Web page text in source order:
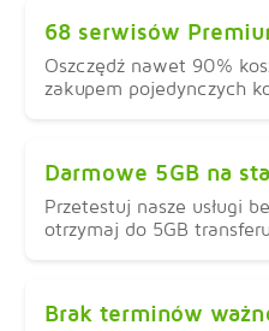
68 serwisów
Oszczędź nawet 90%
zakupem pojedynczych
Darmowe 5GB na
Przetestuj nasze usługi
otrzymaj do 5GB
Brak terminów